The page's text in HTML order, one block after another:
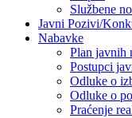
Službene
Javni Pozivi/
Nabavke
Plan javnih
Postupci
Odluke o
Odluke o
Praćenje